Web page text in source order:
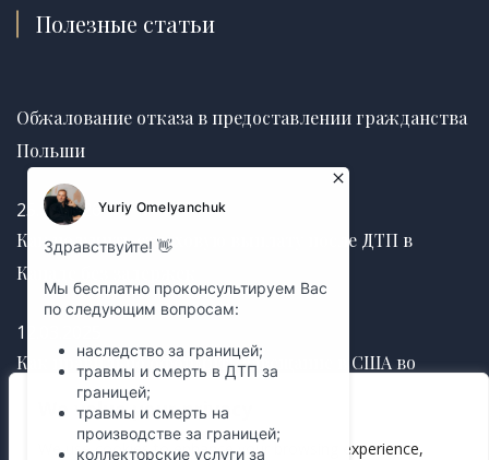
We value your privacy
We use cookies to enhance your browsing experience,
Полезные статьи
Обжалование отказа в предоставлении гражданства
Польши
25.06.2026
Как получить страховую выплату после ДТП в
Канаде без задержек
12.03.2025
Как правильно оформить завещание в США во
избежание судебных споров
12.03.2025